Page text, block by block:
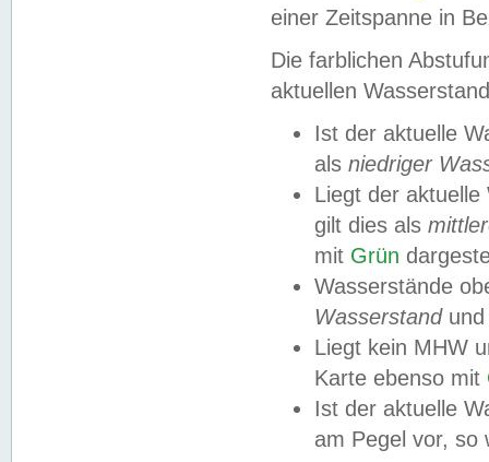
einer Zeitspanne in
Die farblichen
aktuellen
Ist der aktuelle
als niedriger
Liegt der
gilt dies als
mit Grün
Wasserstände
Wasserstandund
Liegt kein MHW
Karte ebenso mit
Ist der aktuelle
am Pegel vor,